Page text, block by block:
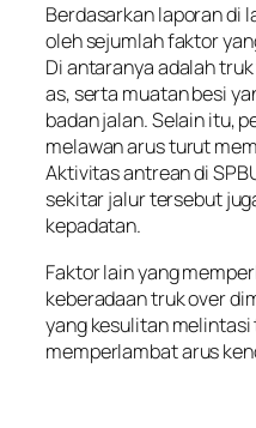
Berdasarkan laporan di
oleh sejumlah faktor
Di antaranya adalah
as, serta muatan besi
badan jalan. Selain itu,
melawan arus turut
Aktivitas antrean di
sekitar jalur tersebut
kepadatan.
Faktor lain yang
keberadaan truk over
yang kesulitan
memperlambat arus